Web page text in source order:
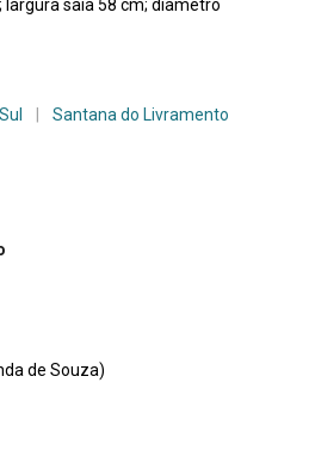
largura saia 58 cm; diâmetro
Santana do Livramento
de Souza)